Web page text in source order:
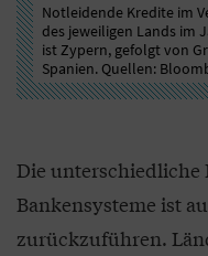
Notleidende Kredite im
des jeweiligen Lands im
ist Zypern, gefolgt von
Spanien. Quellen:
Die unterschiedliche
Bankensysteme ist
zurückzuführen.